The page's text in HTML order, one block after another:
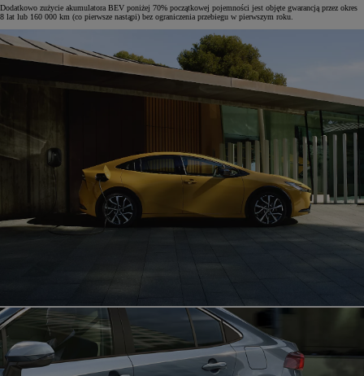
Dodatkowo zużycie akumulatora BEV poniżej 70% początkowej pojemności jest objęte gwarancją przez okres
8 lat lub 160 000 km (co pierwsze nastąpi) bez ograniczenia przebiegu w pierwszym roku.